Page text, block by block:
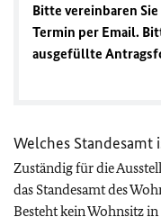
Bitte vereinbaren
Termin per Email.
ausgefüllte
Welches Standesamt
Zuständig für die
das Standesamt des
Besteht kein Wohnsitz